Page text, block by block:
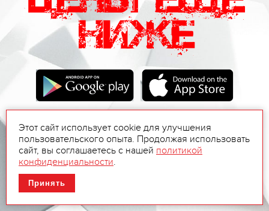
Этот сайт использует cookie для улучшения
пользовательского опыта. Продолжая использовать
сайт, вы соглашаетесь с нашей политикой
конфиденциальности.
Принять